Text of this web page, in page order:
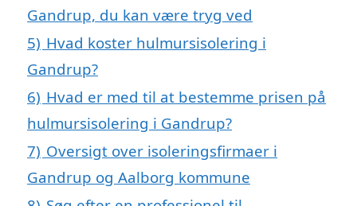
Gandrup, du kan være tryg ved
5) Hvad koster hulmursisolering i
Gandrup?
6) Hvad er med til at bestemme prisen på
hulmursisolering i Gandrup?
7) Oversigt over isoleringsfirmaer i
Gandrup og Aalborg kommune